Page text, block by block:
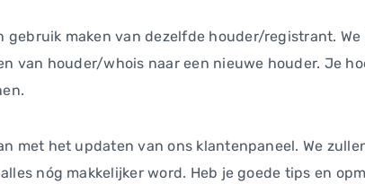
gebruik maken van dezelfde houder/registrant.
van houder/whois naar een nieuwe houder. Je
met het updaten van ons klantenpaneel. We
nóg makkelijker word. Heb je goede tips en